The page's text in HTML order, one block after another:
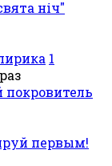
ніч"
1
первым!